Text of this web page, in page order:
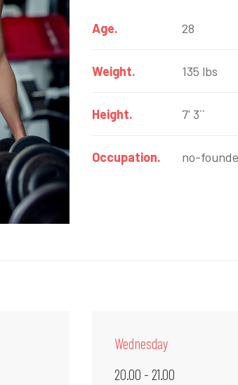
Age. 28
Weight. 135 lbs
Height. 7' 3``
Occupation. no-
Wednesday
20.00 - 21.00